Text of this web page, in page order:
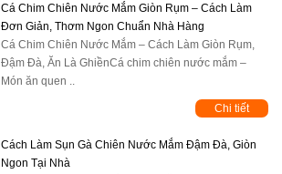
Cá Chim Chiên Nước Mắm Giòn Rụm – Cách Làm
Đơn Giản, Thơm Ngon Chuẩn Nhà Hàng
Cá Chim Chiên Nước Mắm – Cách Làm Giòn Rụm,
Đậm Đà, Ăn Là GhiềnCá chim chiên nước mắm –
Món ăn quen ..
Chi tiết
Cách Làm Sụn Gà Chiên Nước Mắm Đậm Đà, Giòn
Ngon Tại Nhà